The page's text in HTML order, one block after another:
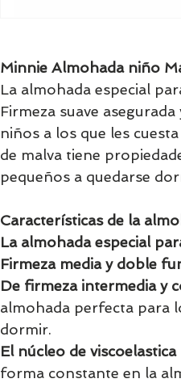
Minnie Almohada niño
La almohada especial
Firmeza suave
niños a los que les
de malva tiene
pequeños a quedarse
Características de la
La almohada especial
Firmeza media y doble
De firmeza intermedia y
almohada perfecta para
dormir.
El núcleo de viscoelastica
forma constante en la